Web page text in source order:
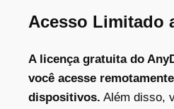
Acesso Limitado
A licença gratuita do
você acesse
dispositivos. Além disso,